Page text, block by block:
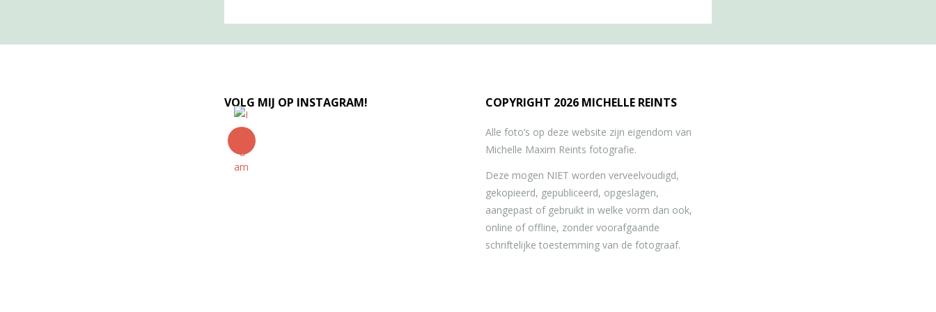
VOLG MIJ OP INSTAGRAM! COPYRIGHT 2026 MICHELLE REINTS
Alle foto’s op deze website zijn eigendom van
Michelle Maxim Reints fotografie.
Deze mogen NIET worden verveelvoudigd,
gekopieerd, gepubliceerd, opgeslagen,
aangepast of gebruikt in welke vorm dan ook,
online of offline, zonder voorafgaande
schriftelijke toestemming van de fotograaf.